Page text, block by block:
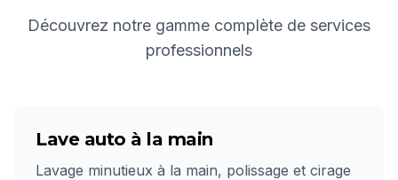
Découvrez notre gamme complète de services
professionnels
Lave auto à la main
Lavage minutieux à la main, polissage et cirage